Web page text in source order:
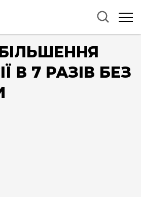
В 7 РАЗІВ БЕЗ